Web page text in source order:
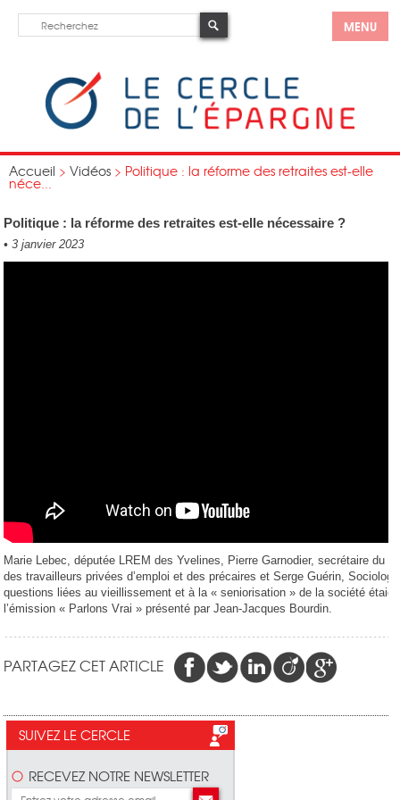
MENU
Accueil > Vidéos > Politique : la réforme des retraites est-elle
néce...
Politique : la réforme des retraites est-elle nécessaire ?
• 3 janvier 2023
Marie Lebec, députée LREM des Yvelines, Pierre Garnodier, secrétaire du
des travailleurs privées d’emploi et des précaires et Serge Guérin,
questions liées au vieillissement et à la « seniorisation » de la société
l’émission « Parlons Vrai » présenté par Jean-Jacques Bourdin.
PARTAGEZ CET ARTICLE
SUIVEZ LE CERCLE
RECEVEZ NOTRE NEWSLETTER